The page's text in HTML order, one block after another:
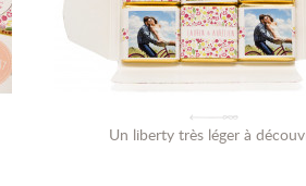
Un liberty très léger à